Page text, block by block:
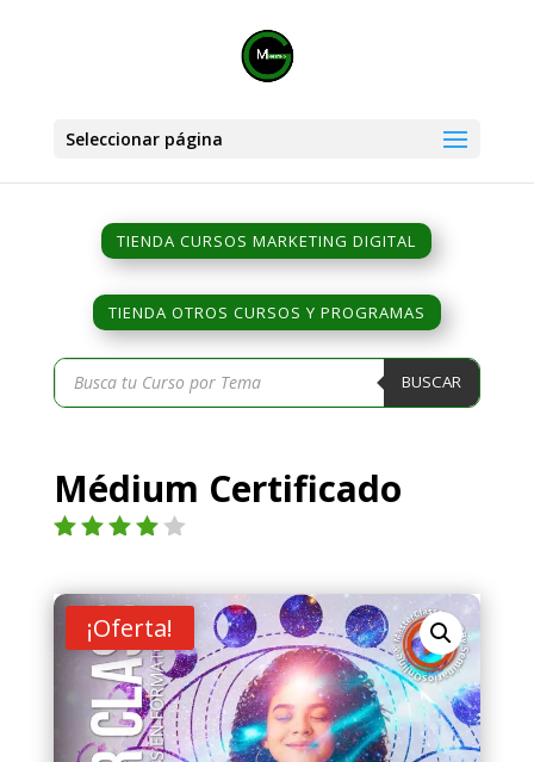
Seleccionar página
TIENDA CURSOS MARKETING DIGITAL
TIENDA OTROS CURSOS Y PROGRAMAS
Búsqueda
de
productos
BUSCAR
Médium Certificado
4.00de
5 en
base a
valoraci
ón de
cliente
¡Oferta!